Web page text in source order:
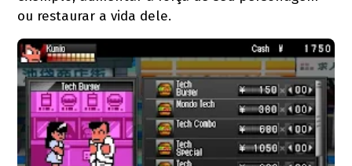
ou restaurar a vida dele.